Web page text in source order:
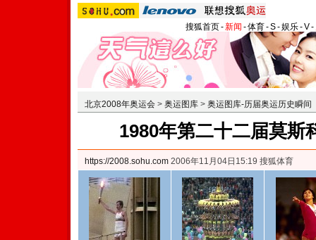
搜狐首页-新闻 -体育-S-娱乐-V-
北京2008年奥运会 > 奥运图库 > 奥运图库-历届奥运历史瞬间
1980年第二十二届莫斯
https://2008.sohu.com 2006年11月04日15:19 搜狐体育